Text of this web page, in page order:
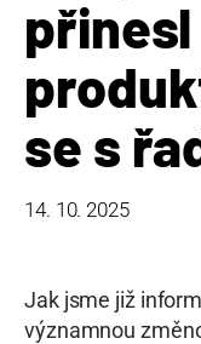
přinesl
se s
14. 10. 2025
Jak jsme již
významnou